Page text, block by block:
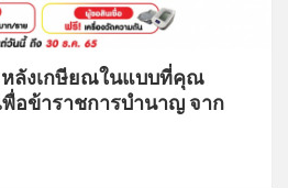
ลังเกษียณในแบบที่คุณ
พื่อข้าราชการบำนาญ จาก